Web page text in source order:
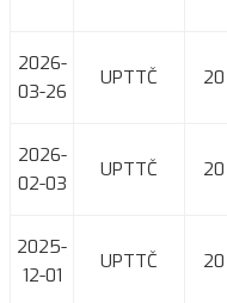
2026-
03-26
UPTTČ 20
2026-
02-03
UPTTČ 20
2025-
12-01
UPTTČ 20